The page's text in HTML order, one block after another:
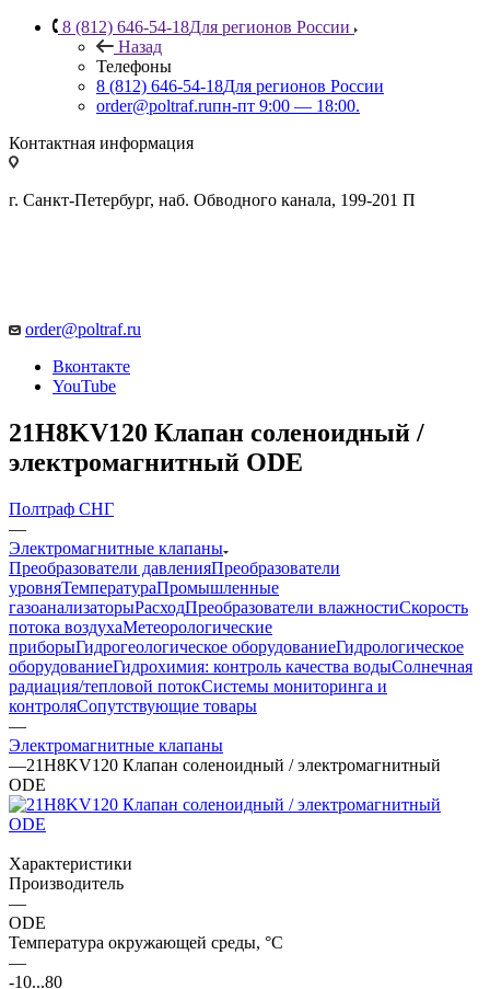
8 (812) 646-54-18Для регионов России
Назад
Телефоны
8 (812) 646-54-18Для регионов России
order@poltraf.ruпн-пт 9:00 — 18:00.
Контактная информация
г. Санкт-Петербург, наб. Обводного канала, 199-201 П
order@poltraf.ru
Вконтакте
YouTube
21H8KV120 Клапан соленоидный /
электромагнитный ODE
Полтраф СНГ
—
Электромагнитные клапаны
Преобразователи давленияПреобразователи
уровняТемператураПромышленные
газоанализаторыРасходПреобразователи влажностиСкорость
потока воздухаМетеорологические
приборыГидрогеологическое оборудованиеГидрологическое
оборудованиеГидрохимия: контроль качества водыСолнечная
радиация/тепловой потокСистемы мониторинга и
контроляСопутствующие товары
—
Электромагнитные клапаны
—21H8KV120 Клапан соленоидный / электромагнитный
ODE
Характеристики
Производитель
—
ODE
Температура окружающей среды, °С
—
-10...80